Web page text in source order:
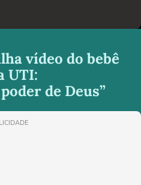
vídeo do bebê
UTI:
de Deus”